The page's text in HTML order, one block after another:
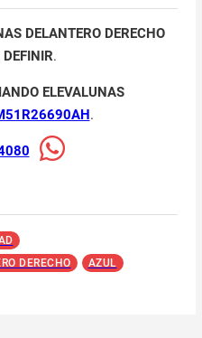
DELANTERO DERECHO
.
ELEVALUNAS
.
DERECHO
AZUL